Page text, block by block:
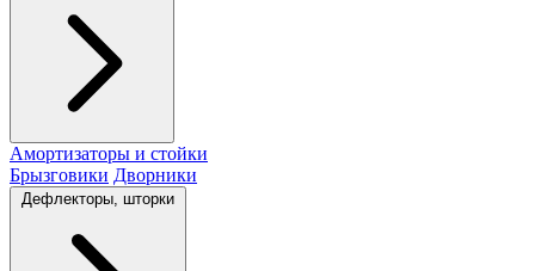
Амортизаторы и стойки
Брызговики Дворники
Дефлекторы, шторки